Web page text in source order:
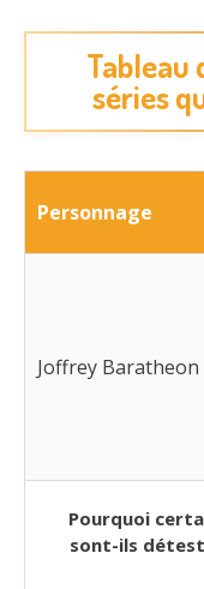
Tableau
séries
Personnage
Joffrey Baratheon
Pourquoi
sont-ils